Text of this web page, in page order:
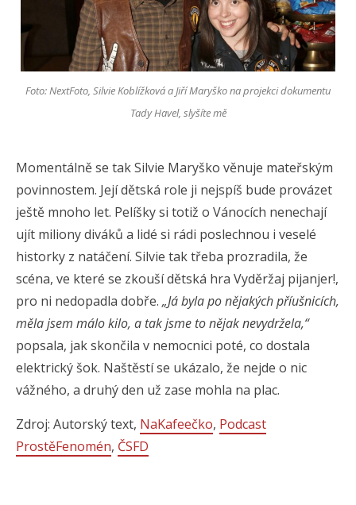
Foto: NextFoto, Silvie Koblížková a Jiří Maryško na projekci dokumentu
Tady Havel, slyšíte mě
Momentálně se tak Silvie Maryško věnuje mateřským
povinnostem. Její dětská role ji nejspíš bude provázet
ještě mnoho let. Pelíšky si totiž o Vánocích nenechají
ujít miliony diváků a lidé si rádi poslechnou i veselé
historky z natáčení. Silvie tak třeba prozradila, že
scéna, ve které se zkouší dětská hra Vyděržaj pijanjer!,
pro ni nedopadla dobře. „Já byla po nějakých příušnicích,
měla jsem málo kilo, a tak jsme to nějak nevydržela,“
popsala, jak skončila v nemocnici poté, co dostala
elektrický šok. Naštěstí se ukázalo, že nejde o nic
vážného, a druhý den už zase mohla na plac.
Zdroj: Autorský text, NaKafeečko, Podcast
ProstěFenomén, ČSFD